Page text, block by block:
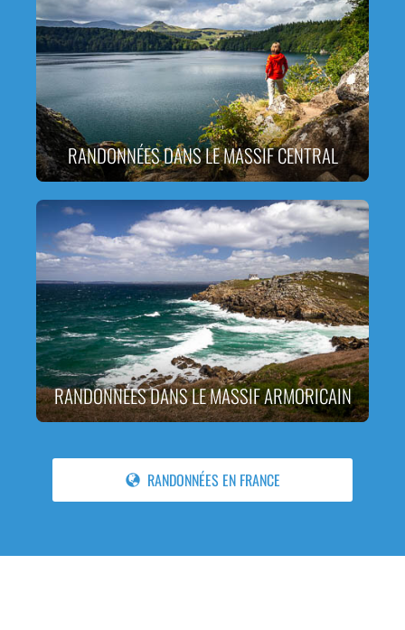
RANDONNÉES DANS LE MASSIF CENTRAL
RANDONNÉES DANS LE MASSIF ARMORICAIN
RANDONNÉES EN FRANCE